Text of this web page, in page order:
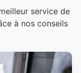
service de
à nos conseils